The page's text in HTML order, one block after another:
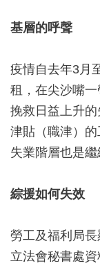
基層的呼聲
疫情自去年3月
租，在尖沙嘴
挽救日益上升
津貼（職津）
失業階層也是繼
綜援如何失效
勞工及福利局
立法會秘書處